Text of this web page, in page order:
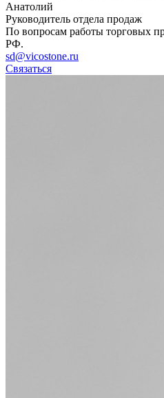
Анатолий
Руководитель отдела продаж
По вопросам работы торговых
РФ.
sd@vicostone.ru
Связаться